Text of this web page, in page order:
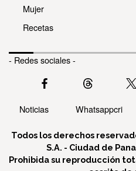
Mujer
Recetas
- Redes sociales -
Noticias Whatsappcri
Todos los derechos
S.A. - Ciudad de
Prohibida su reproducción